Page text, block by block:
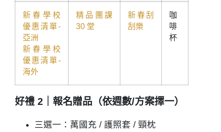
新春學校
優惠清單-
亞洲
新春學校
優惠清單-
海外
精品團課
30 堂
新春刮
刮樂
咖
啡
杯
好禮 2｜報名贈品（依週數/方案擇一）
三選一 ：萬國充 / 護照套 / 頸枕